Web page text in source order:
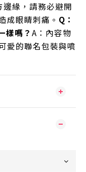
緣，請務必避開
成眼睛刺痛。 Q：
樣嗎？ A：內容物
愛的聯名包裝與噴